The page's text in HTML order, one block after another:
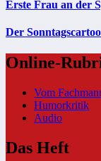
Erste Frau an der
Der
Online-
Vom
Humorkritik
Audio
Das Heft